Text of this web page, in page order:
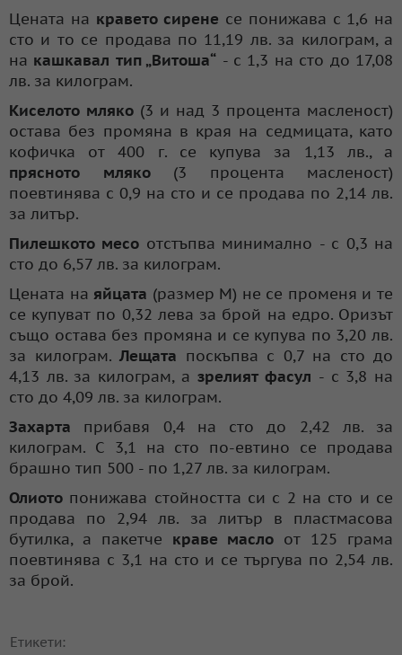
Цената на кравето сирене се понижава с 1,6 на
сто и то се продава по 11,19 лв. за килограм, а
на кашкавал тип „Витоша“ - с 1,3 на сто до 17,08
лв. за килограм.
Киселото мляко (3 и над 3 процента масленост)
остава без промяна в края на седмицата, като
кофичка от 400 г. се купува за 1,13 лв., а
прясното мляко(3 процента масленост)
поевтинява с 0,9 на сто и се продава по 2,14 лв.
за литър.
Пилешкото месо отстъпва минимално - с 0,3 на
сто до 6,57 лв. за килограм.
Цената наяйцата (размер М) не се променя и те
се купуват по 0,32 лева за брой на едро. Оризът
също остава без промяна и се купува по 3,20 лв.
за килограм. Лещата поскъпва с 0,7 на сто до
4,13 лв. за килограм, а зрелият фасул - с 3,8 на
сто до 4,09 лв. за килограм.
Захарта прибавя 0,4 на сто до 2,42 лв. за
килограм. С 3,1 на сто по-евтино се продава
брашно тип 500 - по 1,27 лв. за килограм.
Олиото понижава стойността си с 2 на сто и се
продава по 2,94 лв. за литър в пластмасова
бутилка, а пакетче краве масло от 125 грама
поевтинява с 3,1 на сто и се търгува по 2,54 лв.
за брой.
Етикети: